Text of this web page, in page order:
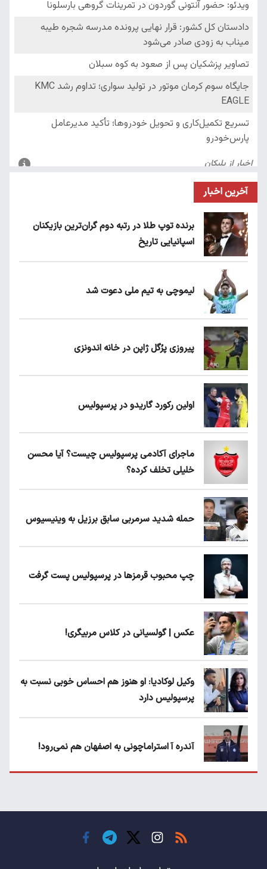
آخرین اخبار
برنده توپ طلا در رتبه دوم گران‌ترین بازیکنان
اسپانیایی تاریخ
لیموچی به تیم ملی دعوت شد
پیروزی پرُگل ژاپن در خانه اندونزی
اولین رکورد گاریدو در پرسپولیس
ماجرای آکادمی پرسپولیس چیست؟ آیا محسن
خلیلی تخلف کرده؟
حمله شدید سرمربی سابق برزیل به وینیسیوس
چپ محبوب قرمزها در پرسپولیس پست گرفت
عکس | گولسیانی در کلاس مربیگری!
وکیل لوکادیا: او هنوز هم احساس خوبی نسبت به
پرسپولیس دارد
آندره آ استراماچونی به اصفهان هم نمی‌رود!
حسن روی هوا!